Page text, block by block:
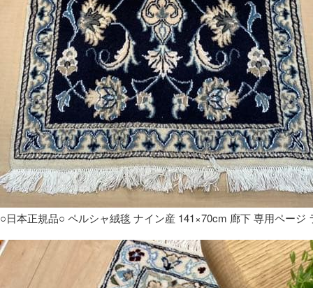
○日本正規品○ ペルシャ絨毯 ナイン産 141×70cm 廊下 専用ページ